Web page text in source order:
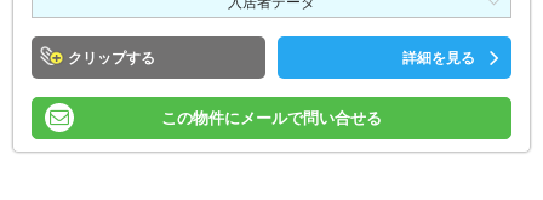
クリップ 詳細を見る
この物件にメールで問い合せる